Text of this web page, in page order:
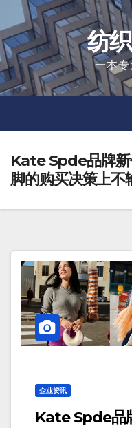
to
content
纺
一本
Kate Spde品牌新
脚的购买决策上不
企业资讯
Kate Spde品